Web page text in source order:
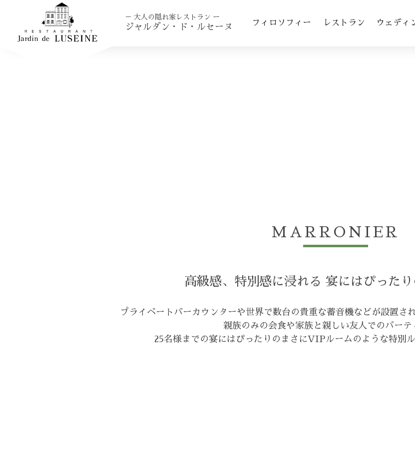
－ 大人の隠れ家レストラン ー
ジャルダン・ド・ルセーヌ フィロソフィー レストラン ウェディ
MARRONIER
高級感、特別感に浸れる 宴にはぴった
プライベートバーカウンターや世界で数台の貴重な蓄音機などが設置さ
親族のみの会食や家族と親しい友人でのパーテ
25名様までの宴にはぴったりのまさにVIPルームのような特別